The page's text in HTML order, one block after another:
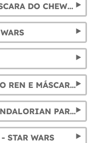
FATOS DE CHEWBACCA – MÁSCARA DO CHEWBACCA
FATOS DE CARNAVAL DE KYLO REN E MÁSCARAS
FATOS BABY YODA & THE MANDALORIAN PARA CRIANÇAS Y ADULTOS
STAR WARS